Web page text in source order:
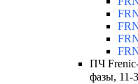
ПЧ
фазы, 11-